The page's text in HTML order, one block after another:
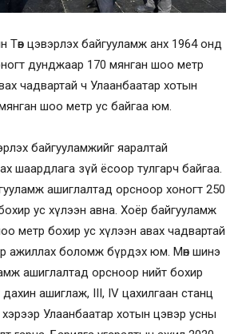
Төв цэвэрлэх байгууламж анх 1964 онд
дунджаар 170 мянган шоо метр
чадвартай ч Улаанбаатар хотын
шоо метр ус байгаа юм.
байгууламжийг яаралтай
шаардлага зүй ёсоор тулгарч байгаа.
ашиглалтад орсноор хоногт 250
ус хүлээн авна. Хоёр байгууламж
метр бохир ус хүлээн авах чадвартай
ажиллах боломж бүрдэх юм. Мөн шинэ
ашиглалтад орсноор нийт бохир
дахин ашиглаж, III, IV цахилгаан станц
Улаанбаатар хотын цэвэр усны